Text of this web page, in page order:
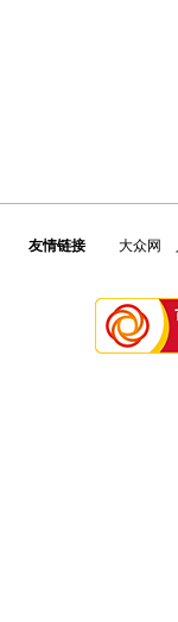
友情链接 大众网